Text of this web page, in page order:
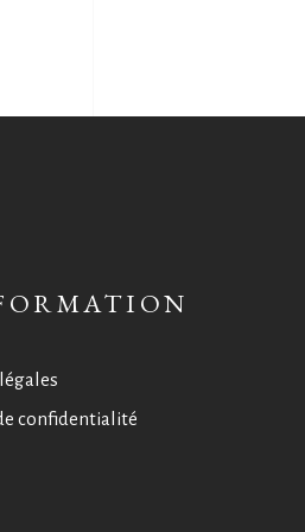
confidentialité